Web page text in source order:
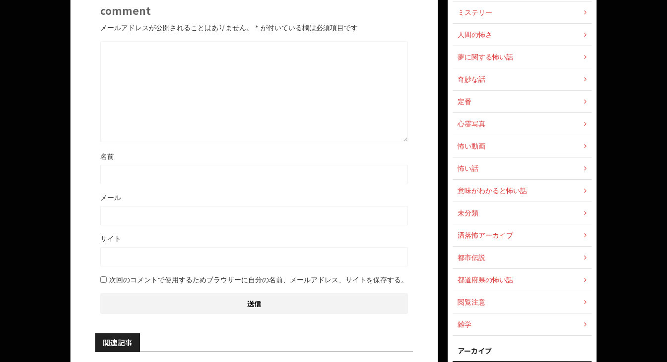
comment
メールアドレスが公開されることはありません。 * が付いている欄は必須項目です
名前
メール
サイト
次回のコメントで使用するためブラウザーに自分の名前、メールアドレス、サイトを保存する。
関連記事
ミステリー
人間の怖さ
夢に関する怖い話
奇妙な話
定番
心霊写真
怖い動画
怖い話
意味がわかると怖い話
未分類
洒落怖アーカイブ
都市伝説
都道府県の怖い話
閲覧注意
雑学
アーカイブ